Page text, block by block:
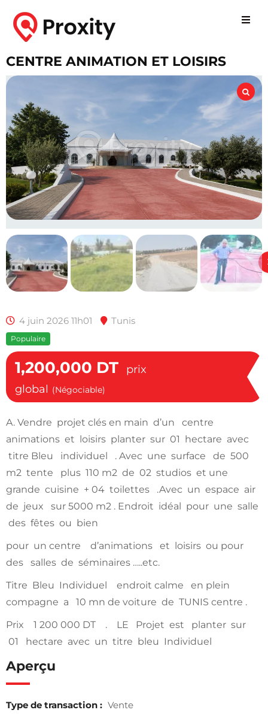
CENTRE ANIMATION ET LOISIRS
4 juin 2026 11h01 Tunis
Populaire
1,200,000 DT
prix
global (Négociable)
A. Vendre projet clés en main d’un centre
animations et loisirs planter sur 01 hectare avec
titre Bleu individuel . Avec une surface de 500
m2 tente plus 110 m2 de 02 studios et une
grande cuisine + 04 toilettes .Avec un espace air
de jeux sur 5000 m2 . Endroit idéal pour une salle
des fêtes ou bien
pour un centre d’animations et loisirs ou pour
des salles de séminaires …..etc.
Titre Bleu Individuel endroit calme en plein
compagne a 10 mn de voiture de TUNIS centre .
Prix 1 200 000 DT . LE Projet est planter sur
01 hectare avec un titre bleu Individuel
Aperçu
Type de transaction : Vente